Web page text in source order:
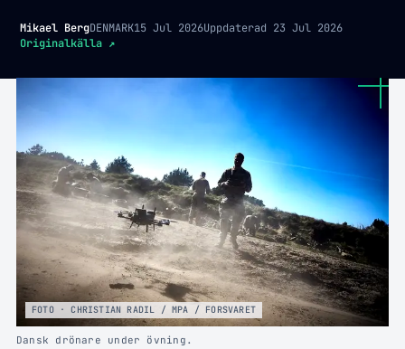
Mikael BergDENMARK15 Jul 2026Uppdaterad 23 Jul 2026
Originalkälla ↗
FOTO · CHRISTIAN RADIL / MPA / FORSVARET
Dansk drönare under övning.